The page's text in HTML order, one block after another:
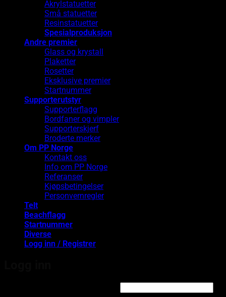
Akrylstatuetter
Små statuetter
Resinstatuetter
Spesialproduksjon
Andre premier
Glass og krystall
Plaketter
Rosetter
Eksklusive premier
Startnummer
Supporterutstyr
Supporterflagg
Bordfaner og vimpler
Supporterskjerf
Broderte merker
Om PP Norge
Kontakt oss
Info om PP Norge
Referanser
Kjøpsbetingelser
Personvernregler
Telt
Beachflagg
Startnummer
Diverse
Logg inn / Registrer